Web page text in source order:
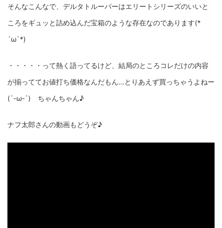
そんなこんなで、デルタトルーパーはエリートシリーズのいいと
ころをギュッと詰め込んだ宝箱のような存在なのであります(*
´ω`*)
・・・・・って熱く語ってるけど、結局のところコレだけの内容
が揃っててお値打ち価格なんだもん…とりあえず買っちゃうよねー
(´-ω-`) ちゃんちゃん♪
ナフ太郎さんの動画もどうぞ♪